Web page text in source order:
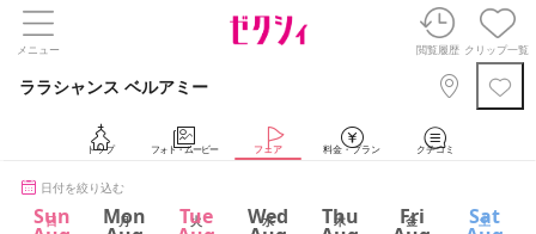
メニュー 閲覧履歴 クリップ一覧
ララシャンス ベルアミー
トップ フォト・ムービー フェア 料金・プラン クチコミ
日付を絞り込む
日 月 火 水 木 金 土
Sun Mon Tue Wed Thu Fri Sat